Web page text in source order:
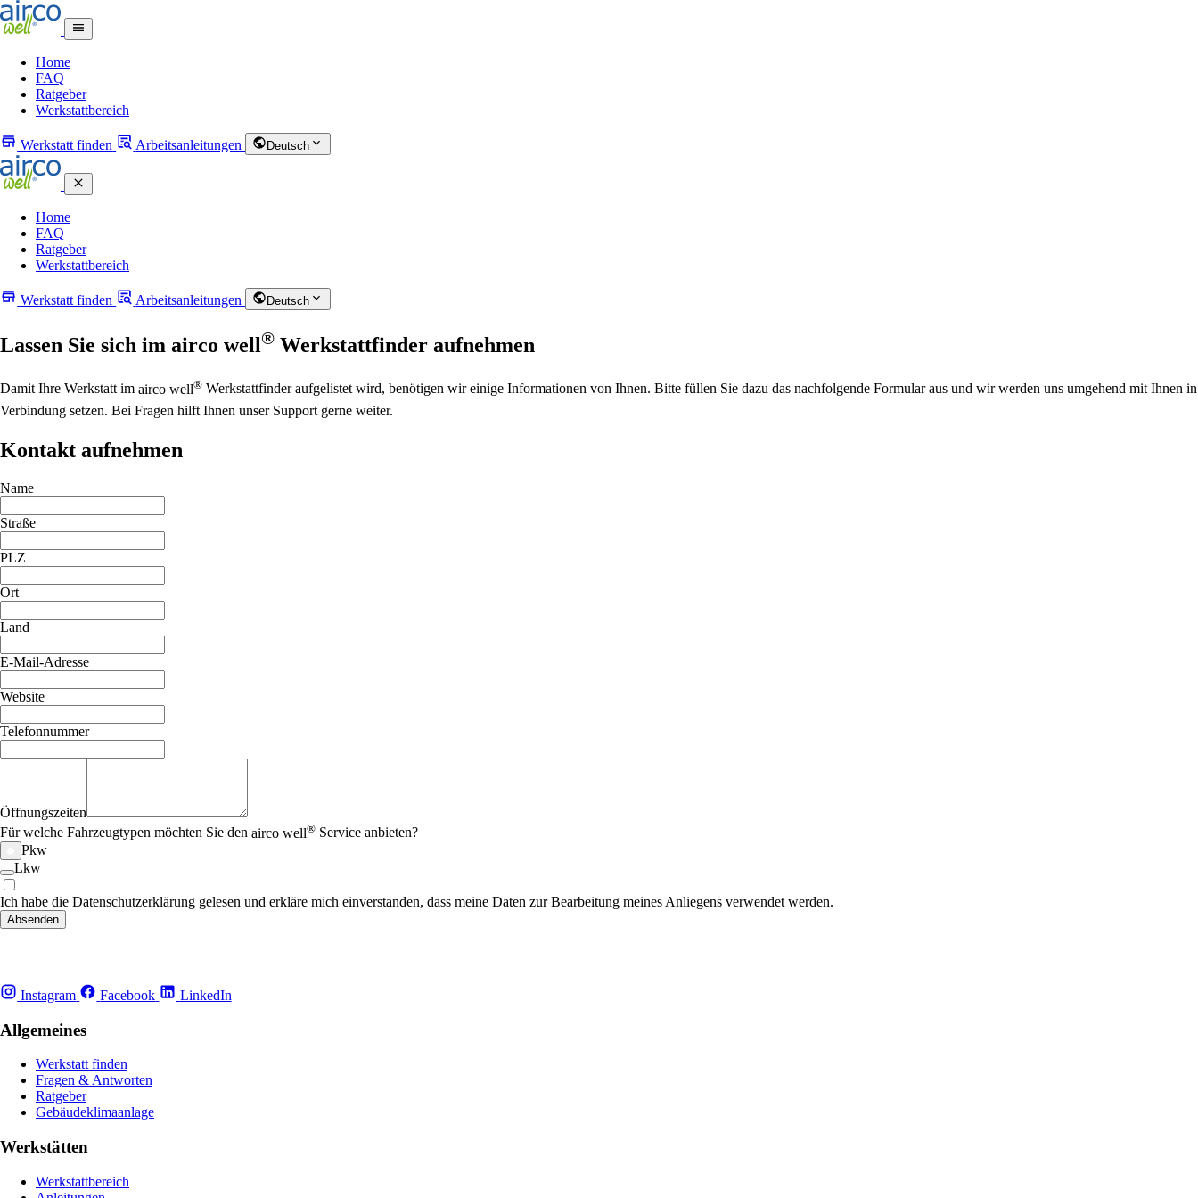
Home
FAQ
Ratgeber
Werkstattbereich
Werkstatt finden Arbeitsanleitungen Deutsch
Home
FAQ
Ratgeber
Werkstattbereich
Werkstatt finden Arbeitsanleitungen Deutsch
Lassen Sie sich im airco well® Werkstattfinder aufnehmen
Damit Ihre Werkstatt im airco well® Werkstattfinder aufgelistet wird, benötigen wir einige Informationen von Ihnen. Bitte füllen Sie dazu das nachfolgende Formular aus und wir werden uns umgehend mit Ihnen in
Verbindung setzen. Bei Fragen hilft Ihnen unser Support gerne weiter.
Kontakt aufnehmen
Name
Straße
PLZ
Ort
Land
E-Mail-Adresse
Website
Telefonnummer
Öffnungszeiten
Für welche Fahrzeugtypen möchten Sie den airco well® Service anbieten?
Pkw
Lkw
Ich habe die Datenschutzerklärung gelesen und erkläre mich einverstanden, dass meine Daten zur Bearbeitung meines Anliegens verwendet werden.
Absenden
Instagram Facebook LinkedIn
Allgemeines
Werkstatt finden
Fragen & Antworten
Ratgeber
Gebäudeklimaanlage
Werkstätten
Werkstattbereich